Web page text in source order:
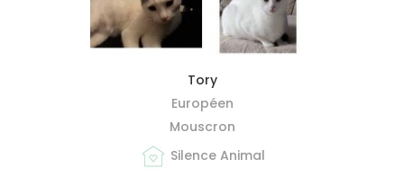
MIEUX ME CONNAÎTRE
Tory
Européen
Mouscron
Silence Animal